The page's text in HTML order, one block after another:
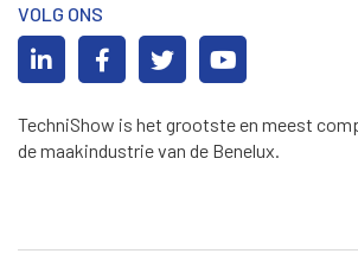
VOLG ONS
TechniShow is het grootste en meest
de maakindustrie van de Benelux.